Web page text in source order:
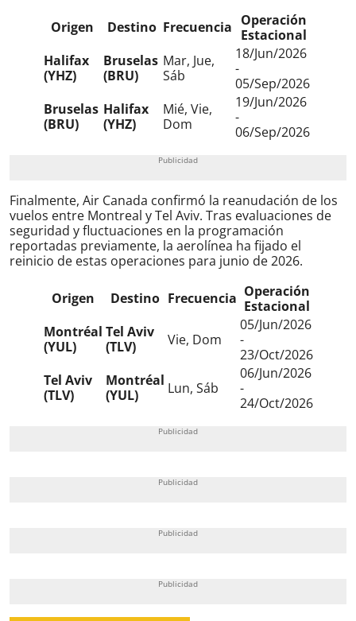
Origen Destino Frecuencia Operación
Estacional
Halifax
(YHZ)
Bruselas
(BRU)
Mar, Jue,
Sáb
18/Jun/2026
-
05/Sep/2026
Bruselas
(BRU)
Halifax
(YHZ)
Mié, Vie,
Dom
19/Jun/2026
-
06/Sep/2026
Finalmente, Air Canada confirmó la reanudación de los
vuelos entre Montreal y Tel Aviv. Tras evaluaciones de
seguridad y fluctuaciones en la programación
reportadas previamente, la aerolínea ha fijado el
reinicio de estas operaciones para junio de 2026.
Origen Destino Frecuencia Operación
Estacional
Montréal
(YUL)
Tel Aviv
(TLV)
Vie, Dom
05/Jun/2026
-
23/Oct/2026
Tel Aviv
(TLV)
Montréal
(YUL)
Lun, Sáb
06/Jun/2026
-
24/Oct/2026